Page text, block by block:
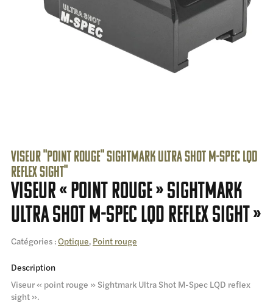
Viseur "point rouge" Sightmark Ultra Shot M-Spec LQD
reflex sight"
Viseur « point rouge » Sightmark
Ultra Shot M-Spec LQD reflex sight »
Catégories :Optique, Point rouge
Description
Viseur « point rouge » Sightmark Ultra Shot M-Spec LQD reflex
sight ».